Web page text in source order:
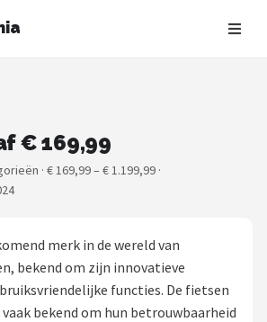
€ 169,99
· € 169,99 – € 1.199,99 ·
merk in de wereld van
bekend om zijn innovatieve
functies. De fietsen
bekend om hun betrouwbaarheid